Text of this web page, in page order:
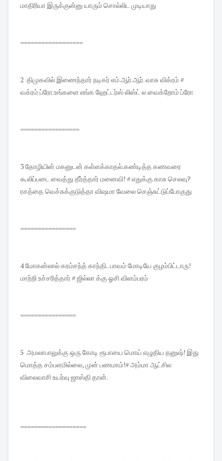
மாதிரியா இருக்குன்னு யாரும் சொல்லிட முடியாது
==================
2 திமுகவில் இணைந்தார் நடிகர் எம்.ஆர்.ஆர். வாசு விக்ரம் #
வக்ரம் ப்ரோ.உங்களை எங்க ஹேட்டர்ஸ் லிஸ்ட் ல வைக்றோம் ப்ரோ
=================
3 தோழியின் மகனுடன் கள்ளக்காதல்.கண்டித்த கணவரை
கூலிப்படை வைத்து தீர்த்தார் மனைவி! # எதுக்கு காசு செலவு?
ரசத்தை வெச்சுக்குடுத்தா விஷமா வேலை செஞ்சுட்டுப்போகுது
================
4 மோகன்லால் கரம்சந்த் காந்தி.. பாவம் மோடியே குழம்பிட்டாரு!
மாற்றி உச்சரித்தார் # ஜில்லா க்கு ஓசி விளம்பரம்
================
5 அமலாபாலுக்கு ஒரு கோடி ரூபாயை மொய் எழுதிய தனுஷ்! இது
மொத்த சம்பளமில்லை, முன் பணமாம்!# அம்மா ஆட்சில
விலைவாசி உயர்வு ஜாஸ்தி தான்.
===================